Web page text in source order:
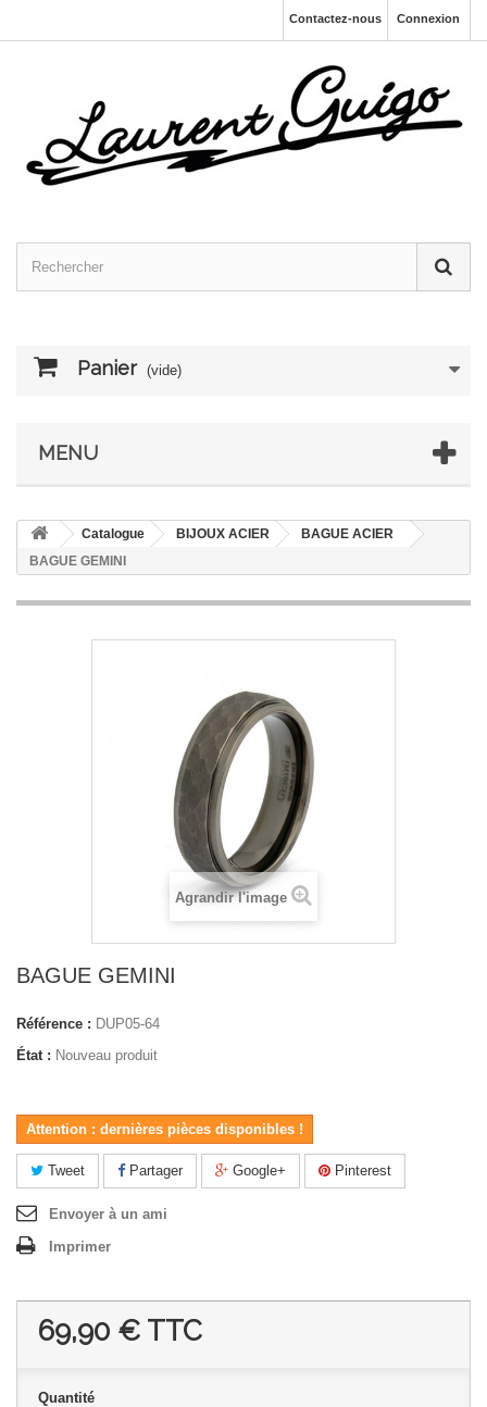
Connexion
Contactez-nous
Panier (vide)
MENU
Catalogue BIJOUX ACIER
BAGUE ACIER
BAGUE GEMINI
Agrandir l'image
BAGUE GEMINI
Référence : DUP05-64
État : Nouveau produit
Attention : dernières pièces disponibles !
Tweet Partager Google+ Pinterest
Envoyer à un ami
Imprimer
69,90 € TTC
Quantité